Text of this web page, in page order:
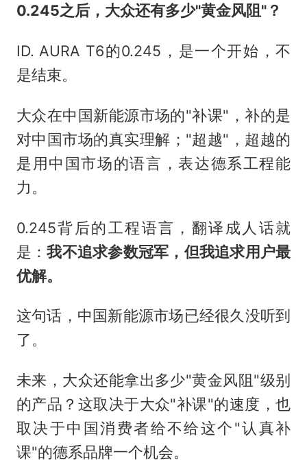
0.245之后，大众还有多少"黄金风阻"？
ID. AURA T6的0.245，是一个开始，不
是结束。
大众在中国新能源市场的"补课"，补的是
对中国市场的真实理解；"超越"，超越的
是用中国市场的语言，表达德系工程能
力。
0.245背后的工程语言，翻译成人话就
是：我不追求参数冠军，但我追求用户最
优解。
这句话，中国新能源市场已经很久没听到
了。
未来，大众还能拿出多少"黄金风阻"级别
的产品？这取决于大众"补课"的速度，也
取决于中国消费者给不给这个"认真补
课"的德系品牌一个机会。